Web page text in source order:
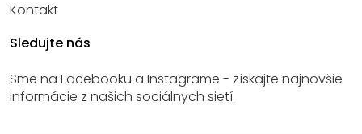
Kontakt
Sledujte nás
Sme na Facebooku a Instagrame - získajte najnovšie
informácie z našich sociálnych sietí.